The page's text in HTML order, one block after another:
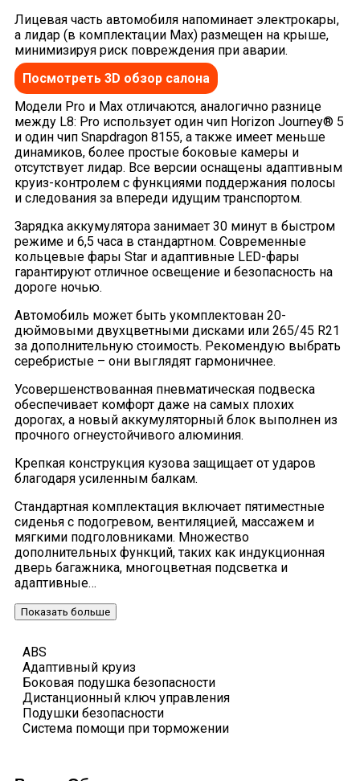
Лицевая часть автомобиля напоминает электрокары,
а лидар (в комплектации Max) размещен на крыше,
минимизируя риск повреждения при аварии.
Посмотреть 3D обзор салона
Модели Pro и Max отличаются, аналогично разнице
между L8: Pro использует один чип Horizon Journey® 5
и один чип Snapdragon 8155, а также имеет меньше
динамиков, более простые боковые камеры и
отсутствует лидар. Все версии оснащены адаптивным
круиз-контролем с функциями поддержания полосы
и следования за впереди идущим транспортом.
Зарядка аккумулятора занимает 30 минут в быстром
режиме и 6,5 часа в стандартном. Современные
кольцевые фары Star и адаптивные LED-фары
гарантируют отличное освещение и безопасность на
дороге ночью.
Автомобиль может быть укомплектован 20-
дюймовыми двухцветными дисками или 265/45 R21
за дополнительную стоимость. Рекомендую выбрать
серебристые – они выглядят гармоничнее.
Усовершенствованная пневматическая подвеска
обеспечивает комфорт даже на самых плохих
дорогах, а новый аккумуляторный блок выполнен из
прочного огнеустойчивого алюминия.
Крепкая конструкция кузова защищает от ударов
благодаря усиленным балкам.
Стандартная комплектация включает пятиместные
сиденья с подогревом, вентиляцией, массажем и
мягкими подголовниками. Множество
дополнительных функций, таких как индукционная
дверь багажника, многоцветная подсветка и
адаптивные…
Показать больше
ABS
Адаптивный круиз
Боковая подушка безопасности
Дистанционный ключ управления
Подушки безопасности
Система помощи при торможении